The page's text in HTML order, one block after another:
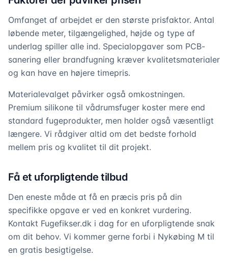
Omfanget af arbejdet er den største prisfaktor. Antal
løbende meter, tilgængelighed, højde og type af
underlag spiller alle ind. Specialopgaver som PCB-
sanering eller brandfugning kræver kvalitetsmaterialer
og kan have en højere timepris.
Materialevalget påvirker også omkostningen.
Premium silikone til vådrumsfuger koster mere end
standard fugeprodukter, men holder også væsentligt
længere. Vi rådgiver altid om det bedste forhold
mellem pris og kvalitet til dit projekt.
Få et uforpligtende tilbud
Den eneste måde at få en præcis pris på din
specifikke opgave er ved en konkret vurdering.
Kontakt Fugefikser.dk i dag for en uforpligtende snak
om dit behov. Vi kommer gerne forbi i Nykøbing M til
en gratis besigtigelse.